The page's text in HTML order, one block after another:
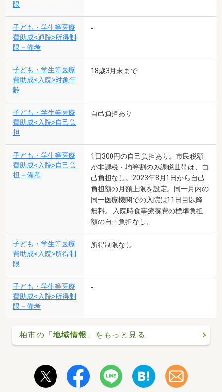
限
子ども・学生等医療
費助成<通院>所得制
限－備考
-
子ども・学生等医療
費助成<入院>対象年
齢
18歳3月末まで
子ども・学生等医療
費助成<入院>自己負
担
自己負担あり
子ども・学生等医療
費助成<入院>自己負
担－備考
1日300円の自己負担あり。市民税額
が非課税・均等割のみ課税世帯は、自
己負担なし。2023年8月1日から自己
負担額の月額上限を設定。同一月内の
同一医療機関での入院は11日目以降
無料。 入院時食事療養費の標準負担
額の自己負担なし。
子ども・学生等医療
費助成<入院>所得制
限
所得制限なし
子ども・学生等医療
費助成<入院>所得制
限－備考
-
柏市の「地域情報 」をもっと見る